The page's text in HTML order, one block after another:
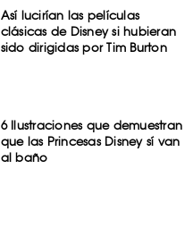
Así lucirían las películas
clásicas de Disney si hubieran
sido dirigidas por Tim Burton
6 Ilustraciones que demuestran
que las Princesas Disney sí van
al baño